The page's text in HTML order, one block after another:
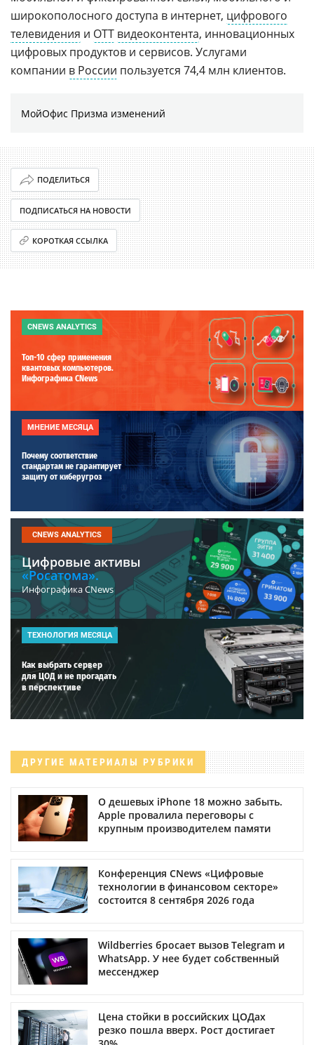
широкополосного доступа в интернет, цифрового
телевидения и OTT видеоконтента, инновационных
цифровых продуктов и сервисов. Услугами
компании в России пользуется 74,4 млн клиентов.
МойОфис Призма изменений
ПОДЕЛИТЬСЯ
ПОДПИСАТЬСЯ НА НОВОСТИ
КОРОТКАЯ ССЫЛКА
CNEWS ANALYTICS
Топ-10 сфер применения
квантовых компьютеров.
Инфографика CNews
МНЕНИЕ МЕСЯЦА
Почему соответствие
стандартам не гарантирует
защиту от киберугроз
CNEWS ANALYTICS
Цифровые активы
«Росатома».
Инфографика CNews
ТЕХНОЛОГИЯ МЕСЯЦА
Как выбрать сервер
для ЦОД и не прогадать
в перспективе
ДРУГИЕ МАТЕРИАЛЫ РУБРИКИ
О дешевых iPhone 18 можно забыть.
Apple провалила переговоры с
крупным производителем памяти
Конференция CNews «Цифровые
технологии в финансовом секторе»
состоится 8 сентября 2026 года
Wildberries бросает вызов Telegram и
WhatsApp. У нее будет собственный
мессенджер
Цена стойки в российских ЦОДах
резко пошла вверх. Рост достигает